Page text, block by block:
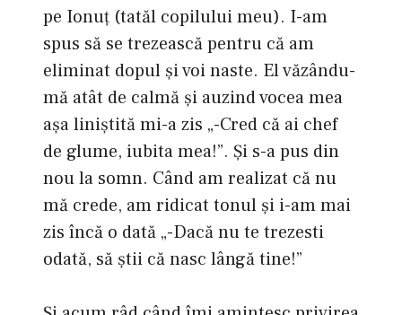
pe Ionuţ (tatăl copilului meu). I-am
spus să se trezească pentru că am
eliminat dopul şi voi naste. El văzându-
mă atât de calmă şi auzind vocea mea
aşa liniştită mi-a zis „-Cred că ai chef
de glume, iubita mea!”. Şi s-a pus din
nou la somn. Când am realizat că nu
mă crede, am ridicat tonul şi i-am mai
zis încă o dată „-Dacă nu te trezesti
odată, să ştii că nasc lângă tine!”